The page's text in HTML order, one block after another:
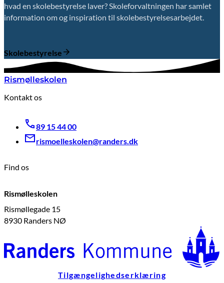
hvad en skolebestyrelse laver? Skoleforvaltningen har samlet
information om og inspiration til skolebestyrelsesarbejdet.
Skolebestyrelse
Rismølleskolen
Kontakt os
89 15 44 00
rismoelleskolen@randers.dk
Find os
Rismølleskolen
Rismøllegade 15
8930 Randers NØ
Tilgængelighedserklæring